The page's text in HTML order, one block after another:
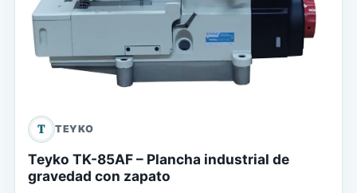
T TEYKO
Teyko TK-85AF – Plancha industrial de
gravedad con zapato